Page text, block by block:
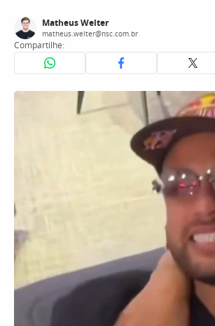
Matheus Welter
matheus.welter@nsc.com.br
Compartilhe: